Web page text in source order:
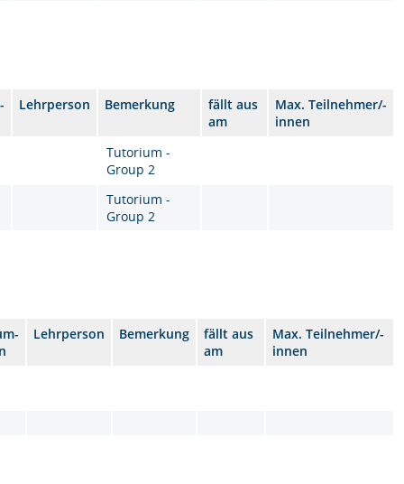
Lehrperson Bemerkung
fällt aus
am
Max. Teilnehmer/-
innen
Tutorium -
Group 2
Tutorium -
Group 2
Lehrperson Bemerkung
fällt aus
am
Max. Teilnehmer/-
innen